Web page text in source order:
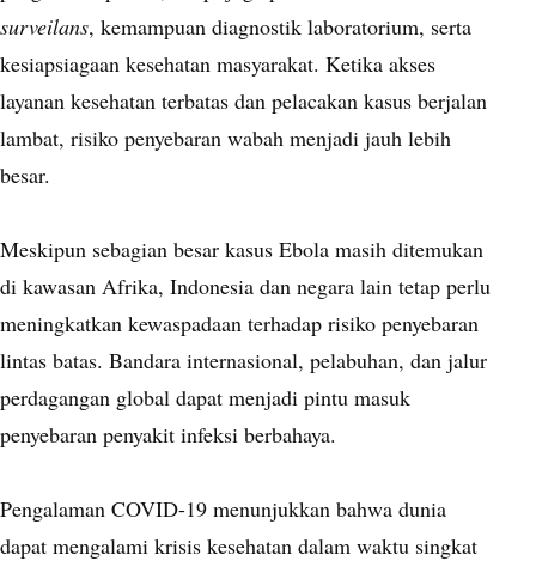
surveilans, kemampuan diagnostik laboratorium, serta
kesiapsiagaan kesehatan masyarakat. Ketika akses
layanan kesehatan terbatas dan pelacakan kasus berjalan
lambat, risiko penyebaran wabah menjadi jauh lebih
besar.
Meskipun sebagian besar kasus Ebola masih ditemukan
di kawasan Afrika, Indonesia dan negara lain tetap perlu
meningkatkan kewaspadaan terhadap risiko penyebaran
lintas batas. Bandara internasional, pelabuhan, dan jalur
perdagangan global dapat menjadi pintu masuk
penyebaran penyakit infeksi berbahaya.
Pengalaman COVID-19 menunjukkan bahwa dunia
dapat mengalami krisis kesehatan dalam waktu singkat